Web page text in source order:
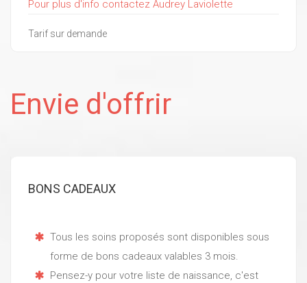
Pour plus d'info contactez Audrey Laviolette
Tarif sur demande
Envie d'offrir
BONS CADEAUX
Tous les soins proposés sont disponibles sous
forme de bons cadeaux valables 3 mois.
Pensez-y pour votre liste de naissance, c'est